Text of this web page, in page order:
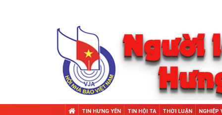
TIN HƯNG YÊN TIN HỘI TA THỜI LUẬN NGHIỆP